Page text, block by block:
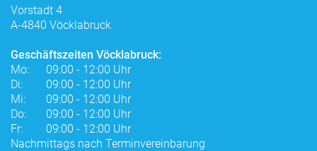
Vorstadt 4
A-4840 Vöcklabruck
Geschäftszeiten Vöcklabruck:
Mo:
Di:
Mi:
Do:
Fr:
09:00 - 12:00 Uhr
09:00 - 12:00 Uhr
09:00 - 12:00 Uhr
09:00 - 12:00 Uhr
09:00 - 12:00 Uhr
Nachmittags nach Terminvereinbarung